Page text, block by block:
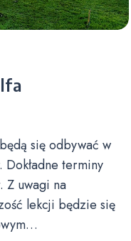
się odbywać w
terminy
Z uwagi na
lekcji będzie się